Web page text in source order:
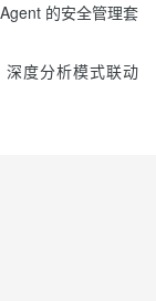
的安全管理套
度分析模式联动